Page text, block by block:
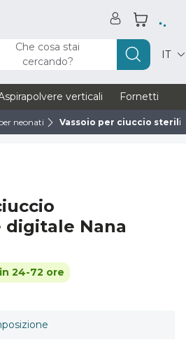
Che cosa stai
cercando?
IT
verticali Fornetti
neonati Vassoio per ciuccio
Nana
24-72 ore